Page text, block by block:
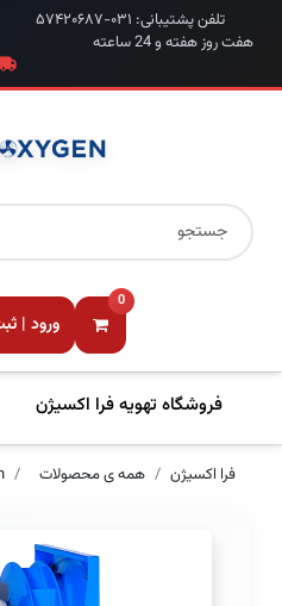
تلفن پشتیبانی: ۰۳۱-۵۷۴۲۰۶۸۷
هفت روز هفته و 24 ساعته
0
ورود |
فروشگاه تهویه فرا اکسیژن
فرا اکسیژن همه ی محصولات